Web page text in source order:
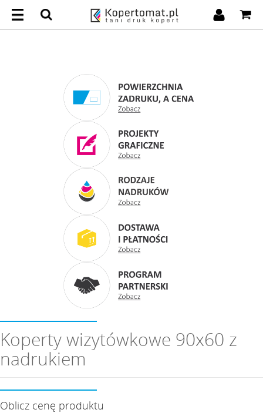
Koperty wizytówkowe 90x60 z
nadrukiem
Oblicz cenę produktu